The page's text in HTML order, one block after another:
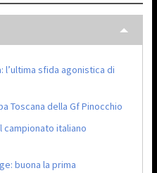
l’ultima sfida agonistica di
Toscana della Gf Pinocchio
campionato italiano
buona la prima